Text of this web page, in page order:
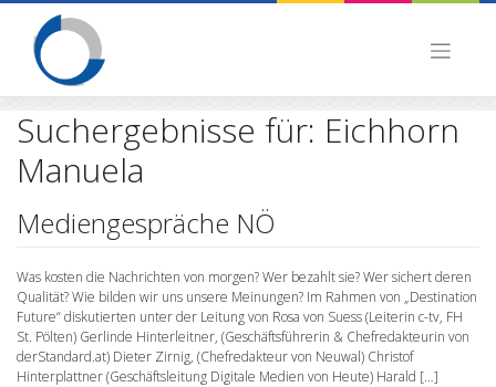
Skip
content
Suchergebnisse für: Eichhorn
Manuela
Mediengespräche NÖ
Was kosten die Nachrichten von morgen? Wer bezahlt sie? Wer sichert deren
Qualität? Wie bilden wir uns unsere Meinungen? Im Rahmen von „Destination
Future“ diskutierten unter der Leitung von Rosa von Suess (Leiterin c-tv, FH
St. Pölten) Gerlinde Hinterleitner, (Geschäftsführerin & Chefredakteurin von
derStandard.at) Dieter Zirnig, (Chefredakteur von Neuwal) Christof
Hinterplattner (Geschäftsleitung Digitale Medien von Heute) Harald […]